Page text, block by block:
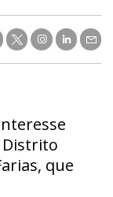
Distrito
que